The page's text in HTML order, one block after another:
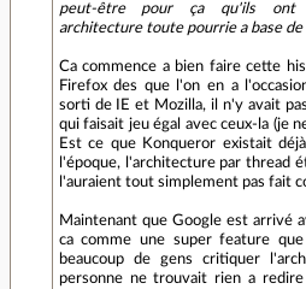
peut-être pour ça qu'ils ont
architecture toute pourrie a base de
Ca commence a bien faire cette
Firefox des que l'on en a
sorti de IE et Mozilla, il n'y avait
qui faisait jeu égal avec ceux-la (je
Est ce que Konqueror existait
l'époque, l'architecture par thread
l'auraient tout simplement pas fait
Maintenant que Google est arrivé
ca comme une super feature
beaucoup de gens critiquer
personne ne trouvait rien a